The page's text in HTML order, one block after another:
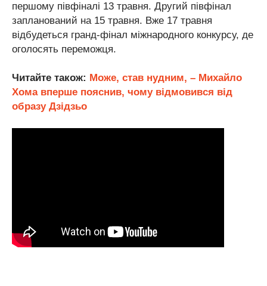
першому півфіналі 13 травня. Другий півфінал
запланований на 15 травня. Вже 17 травня
відбудеться гранд-фінал міжнародного конкурсу, де
оголосять переможця.
Читайте також: Може, став нудним, – Михайло
Хома вперше пояснив, чому відмовився від
образу Дзідзьо